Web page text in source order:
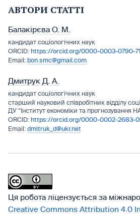
АВТОРИ СТАТТІ
Балакірєва О. М.
кандидат соціологічних наук
https://orcid.org/0000-0003-0790-
bon.smc@gmail.com
Дмитрук Д. А.
кандидат соціологічних наук
старший науковий співробітник відділу
ДУ “Інститут економіки та прогнозування
https://orcid.org/0000-0002-2683-
dmitruk_d@ukr.net
Ця робота ліцензується за
Creative Commons Attribution 4.0